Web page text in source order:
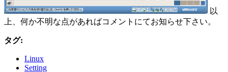
以
上、何か不明な点があればコメントにてお知らせ下さい。
タグ:
Linux
Setting